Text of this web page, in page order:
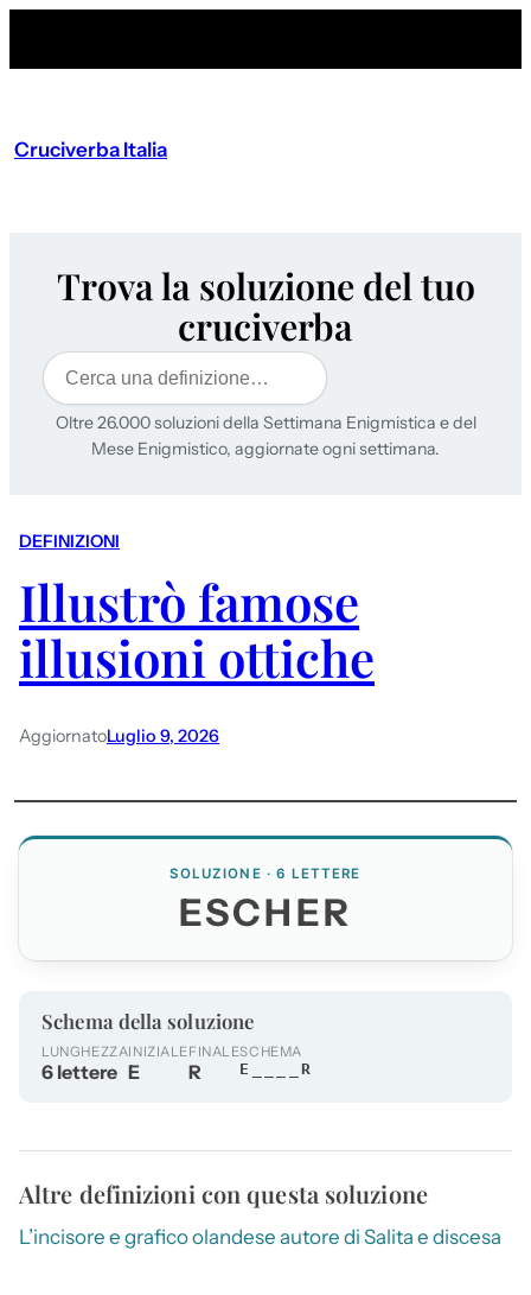
Cruciverba Italia
Trova la soluzione del tuo
cruciverba
Cerca
Oltre 26.000 soluzioni della Settimana Enigmistica e del
Mese Enigmistico, aggiornate ogni settimana.
DEFINIZIONI
Illustrò famose
illusioni ottiche
AggiornatoLuglio 9, 2026
SOLUZIONE · 6 LETTERE
ESCHER
Schema della soluzione
LUNGHEZZA
6 lettere
INIZIALE
E
FINALE
R
SCHEMA
E____R
Altre definizioni con questa soluzione
L’incisore e grafico olandese autore di Salita e discesa